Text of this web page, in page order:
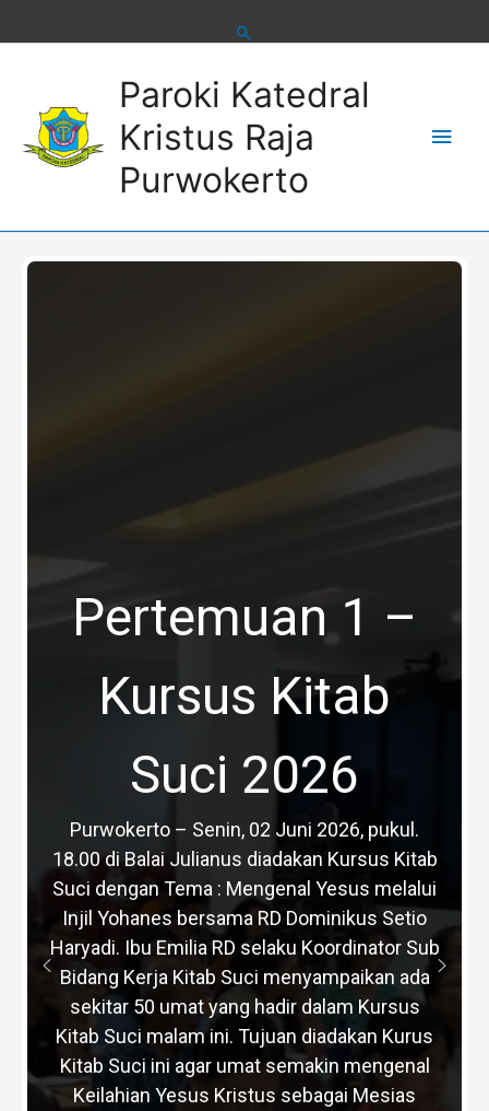
Paroki Katedral
Kristus Raja
Purwokerto
Pertemuan 1 –
Kursus Kitab
Suci 2026
Purwokerto – Senin, 02 Juni 2026, pukul.
18.00 di Balai Julianus diadakan Kursus Kitab
Suci dengan Tema : Mengenal Yesus melalui
Injil Yohanes bersama RD Dominikus Setio
Haryadi. Ibu Emilia RD selaku Koordinator Sub
Bidang Kerja Kitab Suci menyampaikan ada
sekitar 50 umat yang hadir dalam Kursus
Kitab Suci malam ini. Tujuan diadakan Kurus
Kitab Suci ini agar umat semakin mengenal
Keilahian Yesus Kristus sebagai Mesias